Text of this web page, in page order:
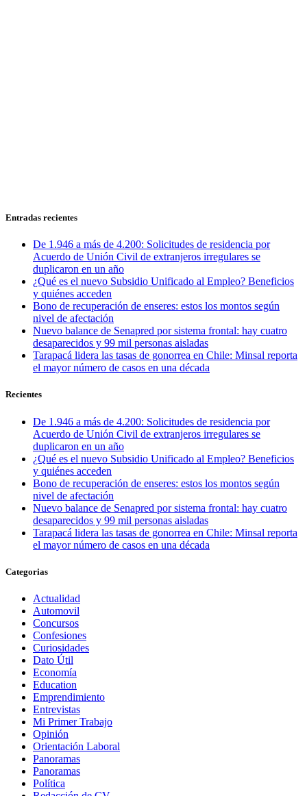
Entradas recientes
De 1.946 a más de 4.200: Solicitudes de residencia por
Acuerdo de Unión Civil de extranjeros irregulares se
duplicaron en un año
¿Qué es el nuevo Subsidio Unificado al Empleo? Beneficios
y quiénes acceden
Bono de recuperación de enseres: estos los montos según
nivel de afectación
Nuevo balance de Senapred por sistema frontal: hay cuatro
desaparecidos y 99 mil personas aisladas
Tarapacá lidera las tasas de gonorrea en Chile: Minsal reporta
el mayor número de casos en una década
Recientes
De 1.946 a más de 4.200: Solicitudes de residencia por
Acuerdo de Unión Civil de extranjeros irregulares se
duplicaron en un año
¿Qué es el nuevo Subsidio Unificado al Empleo? Beneficios
y quiénes acceden
Bono de recuperación de enseres: estos los montos según
nivel de afectación
Nuevo balance de Senapred por sistema frontal: hay cuatro
desaparecidos y 99 mil personas aisladas
Tarapacá lidera las tasas de gonorrea en Chile: Minsal reporta
el mayor número de casos en una década
Categorias
Actualidad
Automovil
Concursos
Confesiones
Curiosidades
Dato Útil
Economía
Education
Emprendimiento
Entrevistas
Mi Primer Trabajo
Opinión
Orientación Laboral
Panoramas
Panoramas
Política